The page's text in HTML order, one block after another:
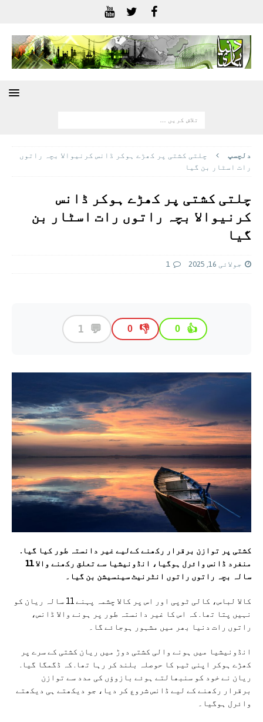
دلچسپ
چلتی کشتی پر کھڑے ہوکر ڈانس کرنیوالا بچہ راتوں
رات اسٹار بن گیا
چلتی کشتی پر کھڑے ہوکر ڈانس
کرنیوالا بچہ راتوں رات اسٹار بن
گیا
جولائی 16, 2025 1
👍
0
👎
0
💬
1
کشتی پر توازن برقرار رکھنے کےلیے غیر دانستہ طور کیا گیا.
منفرد ڈانس وائرل ہوگیا، انڈونیشیا سے تعلق رکھنے والا 11
سالہ بچہ راتوں راتوں انٹرنیٹ سینسیشن بن گیا۔
کالا لباس، کالی ٹوپی اور اس پر کالا چشمہ پہنے 11 سالہ ریان کو
نہیں پتا تھا. کہ اس کا غیر دانستہ طور پر ہونے والا ڈانس،
راتوں رات دنیا بھر میں مشہور ہوجائے گا۔
انڈونیشیا میں ہونے والی کشتی دوڑ میں ریان کشتی کے سرے پر
کھڑے ہوکر اپنی ٹیم کا حوصلہ بلند کر رہا تھا. کہ ڈگمگا گیا.
ریان نے خود کو سنبھالتے ہوئے بازوؤں کی مدد سے توازن
برقرار رکھنے کے لیے ڈانس شروع کر دیا، جو دیکھتے ہی دیکھتے
وائرل ہوگیا۔